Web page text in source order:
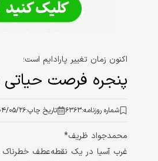
اکنون زمان تغییر پارادایم است؛
پنجره فرصت حیاتی
شماره روزنامه:۶۳۶۳ تاریخ چاپ:۱۴۰۴/
محمدجواد ظریف*
غرب آسیا در یک نقطه‌عطف خطرناک